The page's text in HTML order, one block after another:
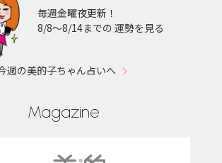
毎週金曜夜更新！
8/8〜8/14までの 運勢を見る
週の美的子ちゃん占いへ
Magazine